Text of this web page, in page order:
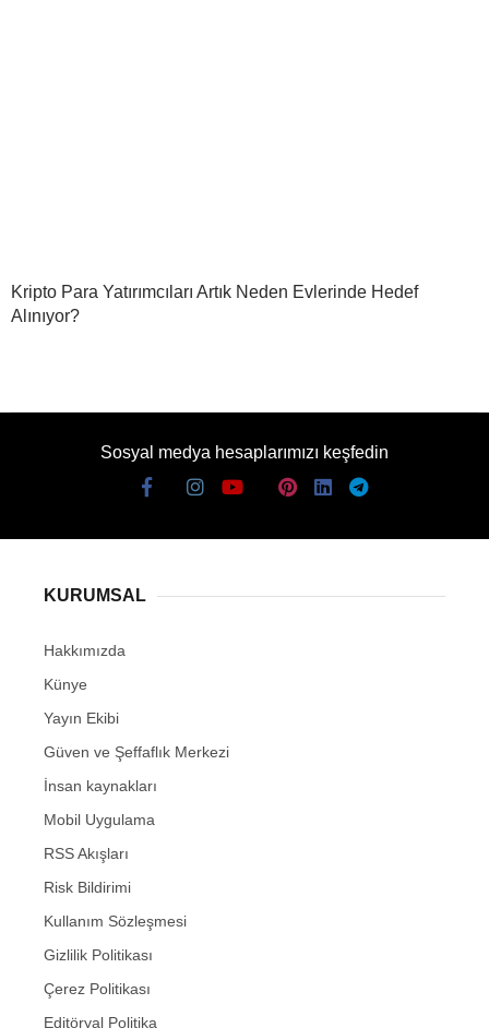
Kripto Para Yatırımcıları Artık Neden Evlerinde Hedef
Alınıyor?
Sosyal medya hesaplarımızı keşfedin
KURUMSAL
Hakkımızda
Künye
Yayın Ekibi
Güven ve Şeffaflık Merkezi
İnsan kaynakları
Mobil Uygulama
RSS Akışları
Risk Bildirimi
Kullanım Sözleşmesi
Gizlilik Politikası
Çerez Politikası
Editöryal Politika